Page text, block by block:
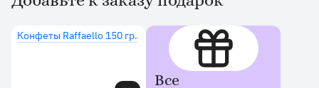
Конфеты Raffaello 150 гр.
Все